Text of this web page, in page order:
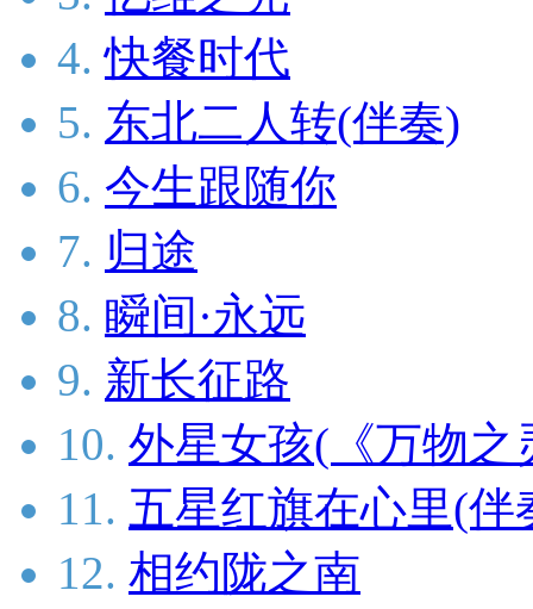
4. 快餐时代
5. 东北二人转(伴奏)
6. 今生跟随你
7. 归途
8. 瞬间·永远
9. 新长征路
10. 外星女孩(《万物之
11. 五星红旗在心里(伴
12. 相约陇之南